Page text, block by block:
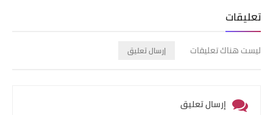
تعليقات
ليست هناك تعليقات إرسال تعليق
إرسال تعليق